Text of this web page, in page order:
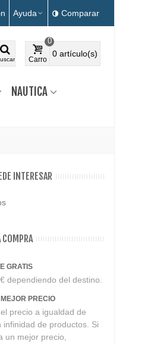
Ayuda Comparar
Carro
0
0 artículo(s)
NAUTICA
INTERESAR
COMPRA
GRATIS
dependiendo del destino.
PRECIO
precio a igualdad de
infinidad de productos. Si
un mejor precio,